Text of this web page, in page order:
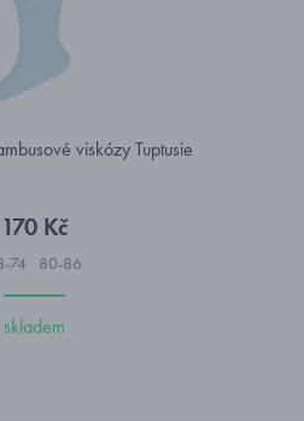
viskózy Tuptusie
170 Kč
74 80-86
skladem